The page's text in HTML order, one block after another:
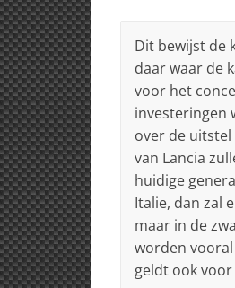
Dit bewijst de
daar waar de
voor het
investeringen
over de uitstel
van Lancia
huidige
Italie, dan zal
maar in de
worden
geldt ook